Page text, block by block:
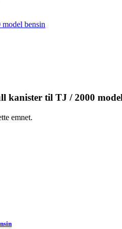
bensin
kanister til TJ / 2000
emnet.